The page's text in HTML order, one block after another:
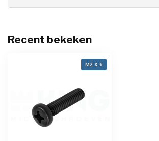
Recent bekeken
M2 X 6